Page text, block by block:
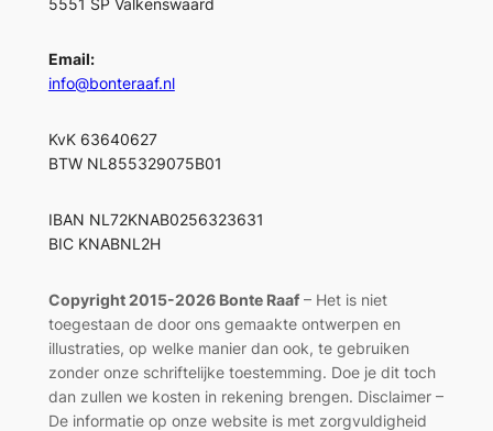
Email:
info@bonteraaf.nl
KvK 63640627
BTW NL855329075B01
IBAN NL72KNAB0256323631
BIC KNABNL2H
Copyright 2015-2026 Bonte Raaf– Het is niet
toegestaan de door ons gemaakte ontwerpen en
illustraties, op welke manier dan ook, te gebruiken
zonder onze schriftelijke toestemming. Doe je dit toch
dan zullen we kosten in rekening brengen. Disclaimer –
De informatie op onze website is met zorgvuldigheid